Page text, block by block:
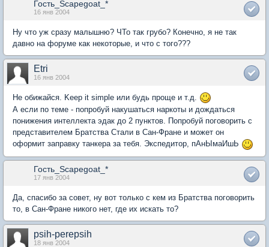
Гость_Scapegoat_*
16 янв 2004
Ну что уж сразу малышню? ЧТо так грубо? Конечно, я не так
давно на форуме как некоторые, и что с того???
Etri
16 янв 2004
Не обижайся. Keep it simple или будь проще и т.д.
А если по теме - попробуй накушаться наркоты и дождаться
понижения интеллекта эдак до 2 пунктов. Попробуй поговорить с
представителем Братства Стали в Сан-Фране и может он
оформит заправку танкера за тебя. Экспедитор, пАнЫмаИшЬ
Гость_Scapegoat_*
17 янв 2004
Да, спасибо за совет, ну вот только с кем из Братства поговорить
то, в Сан-Фране никого нет, где их искать то?
psih-perepsih
18 янв 2004